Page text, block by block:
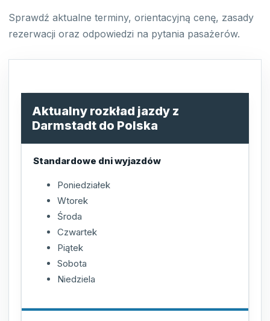
Sprawdź aktualne terminy, orientacyjną cenę, zasady
rezerwacji oraz odpowiedzi na pytania pasażerów.
Aktualny rozkład jazdy z
Darmstadt do Polska
Standardowe dni wyjazdów
Poniedziałek
Wtorek
Środa
Czwartek
Piątek
Sobota
Niedziela